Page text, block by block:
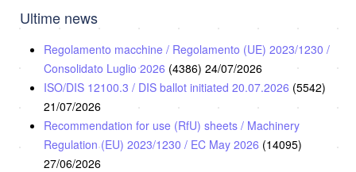
Ultime news
Regolamento macchine / Regolamento (UE) 2023/1230 /
Consolidato Luglio 2026 (4386) 24/07/2026
ISO/DIS 12100.3 / DIS ballot initiated 20.07.2026 (5542)
21/07/2026
Recommendation for use (RfU) sheets / Machinery
Regulation (EU) 2023/1230 / EC May 2026 (14095)
27/06/2026